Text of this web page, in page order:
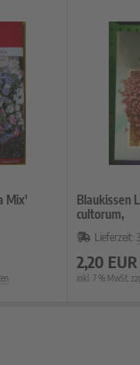
Mix'
Blaukissen Leichtlinii Aubrieta
cultorum,
Lieferzeit:
2,20 EUR
inkl. 7 % MwSt.